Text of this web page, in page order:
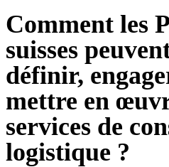
Comment les
suisses
définir,
mettre en
services de
logistique ?